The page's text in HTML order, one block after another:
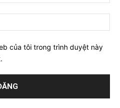
của tôi trong trình duyệt này